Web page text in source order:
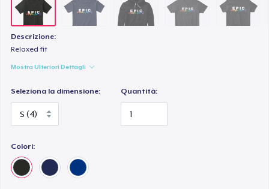
Descrizione:
Relaxed fit
Mostra Ulteriori Dettagli
Seleziona la dimensione: Quantità:
Colori: